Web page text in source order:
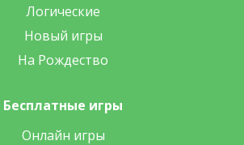
Логические
Новый игры
На Рождество
Бесплатные игры
Онлайн игры